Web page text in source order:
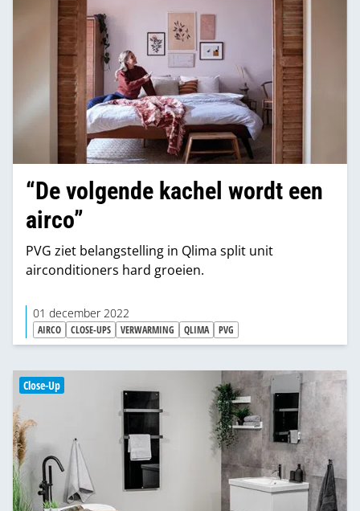
“De volgende kachel wordt een
airco”
PVG ziet belangstelling in Qlima split unit
airconditioners hard groeien.
01 december 2022
AIRCO CLOSE-UPS VERWARMING QLIMA PVG
Close-Up